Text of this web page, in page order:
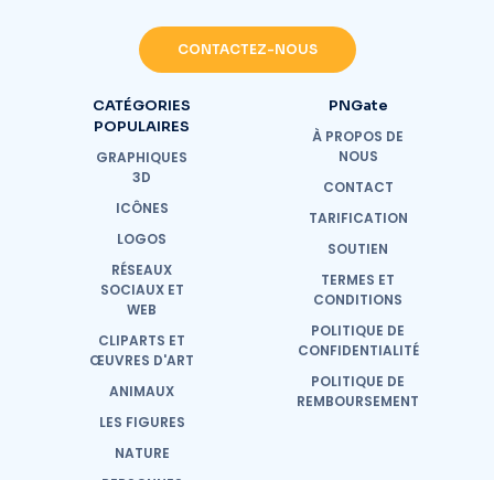
CONTACTEZ-NOUS
CATÉGORIES
POPULAIRES
GRAPHIQUES
3D
ICÔNES
LOGOS
RÉSEAUX
SOCIAUX ET
WEB
CLIPARTS ET
ŒUVRES D'ART
ANIMAUX
LES FIGURES
NATURE
PNGate
À PROPOS DE
NOUS
CONTACT
TARIFICATION
SOUTIEN
TERMES ET
CONDITIONS
POLITIQUE DE
CONFIDENTIALITÉ
POLITIQUE DE
REMBOURSEMENT